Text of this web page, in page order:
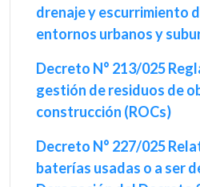
drenaje y escurrimiento
entornos urbanos y
Decreto N° 213/025
gestión de residuos de
construcción (ROCs)
Decreto N° 227/025
baterías usadas o a ser